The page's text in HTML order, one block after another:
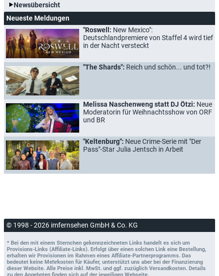
Newsübersicht
Neueste Meldungen
"Roswell: New Mexico":
Deutschlandpremiere von Staffel 4 wird tief
in der Nacht versteckt
"The Shards": Reich und schön... und tot?!
Melissa Naschenweng statt DJ Ötzi: Neue
Moderatorin für Weihnachtsshow von ORF
und BR
"Keltenburg": Neue Crime-Serie mit "Der
Pass"-Star Julia Jentsch in Arbeit
© 1998 - 2026 imfernsehen GmbH & Co. KG
* Bei den mit einem Sternchen gekennzeichneten Links handelt es sich um
Provisions-Links (Affiliate-Links). Erfolgt über einen solchen Link eine Bestellung,
erhalten wir Provisionen im Rahmen eines Affiliate-Partnerprogramms. Das
bedeutet keine Mehrkosten für Käufer, unterstützt uns aber bei der Finanzierung
dieser Website. Alle Preise inkl. MwSt. und ggf. zuzüglich Versandkosten. Details
zu den Angeboten finden sich auf der jeweiligen Webseite.